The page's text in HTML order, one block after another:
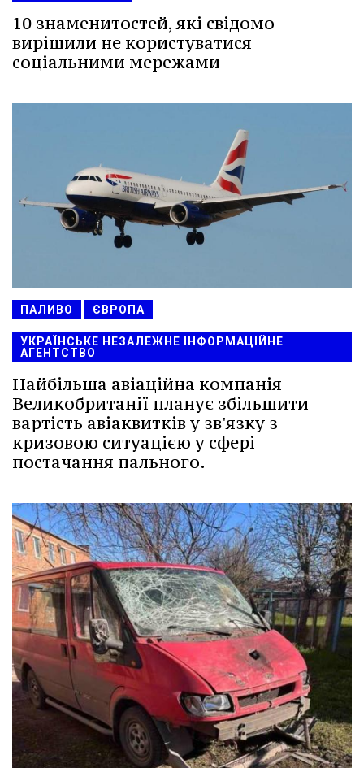
10 знаменитостей, які свідомо
вирішили не користуватися
соціальними мережами
ПАЛИВО ЄВРОПА
УКРАЇНСЬКЕ НЕЗАЛЕЖНЕ ІНФОРМАЦІЙНЕ
АГЕНТСТВО
Найбільша авіаційна компанія
Великобританії планує збільшити
вартість авіаквитків у зв'язку з
кризовою ситуацією у сфері
постачання пального.